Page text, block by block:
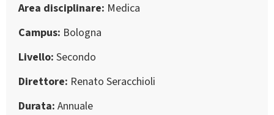
Area disciplinare Medica
Campus Bologna
Livello Secondo
Direttore Renato Seracchioli
Durata Annuale